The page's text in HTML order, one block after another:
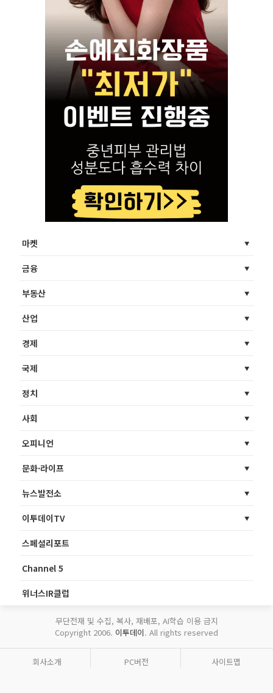
마켓
금융
부동산
산업
경제
국제
정치
사회
오피니언
문화·라이프
뉴스발전소
이투데이TV
스페셜리포트
Channel 5
위너스IR클럽
무단전재 및 수집, 복사, 재배포, AI학습 이용 금지
Copyright 2006. 이투데이. All rights reserved
회사소개 PC버전 사이트맵